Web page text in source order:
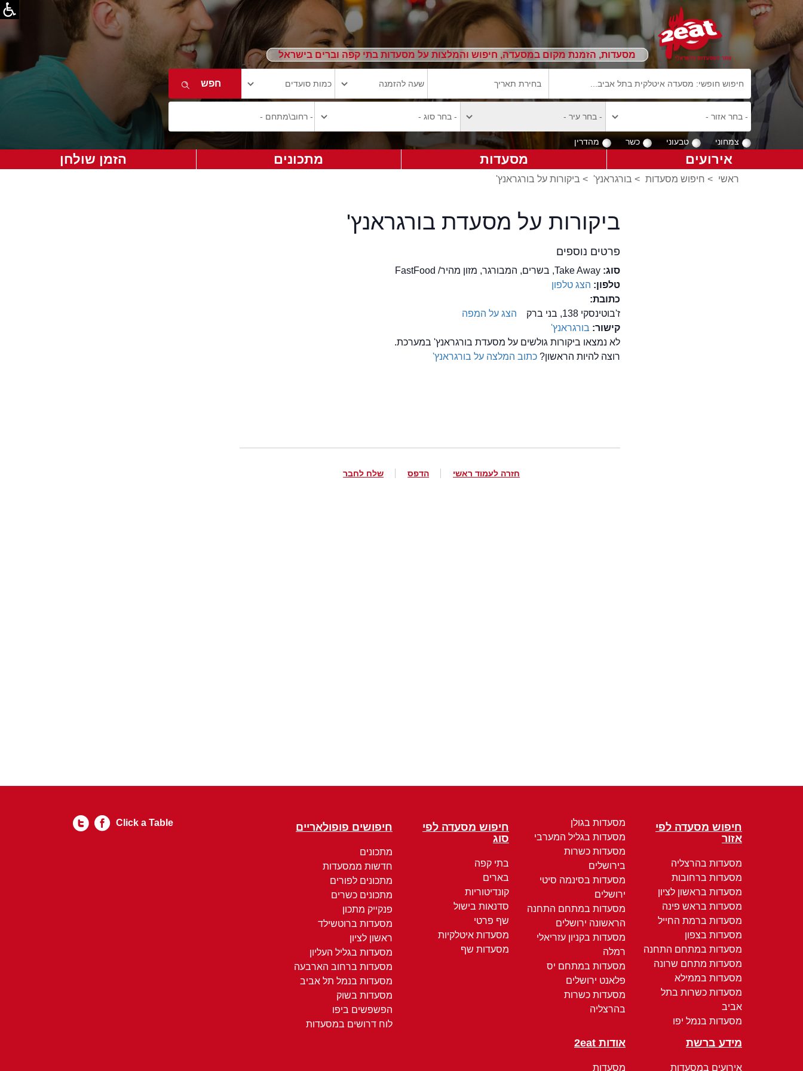
מסעדות, הזמנת מקום במסעדה, חיפוש והמלצות על מסעדות בתי קפה וברים בישראל
צמחוני טבעוני כשר מהדרין
אירועים מסעדות מתכונים הזמן שולחן
ראשי > חיפוש מסעדות > בורגראנץ' > ביקורות על בורגראנץ'
ביקורות על מסעדת בורגראנץ'
פרטים נוספים
סוג:Take Away, בשרים, המבורגר, מזון מהיר/ FastFood
טלפון: הצג טלפון
כתובת:
ז'בוטינסקי 138, בני ברק
הצג על המפה
קישור: בורגראנץ'
לא נמצאו ביקורות גולשים על מסעדת בורגראנץ' במערכת.
רוצה להיות הראשון?כתוב המלצה על בורגראנץ'
חזרה לעמוד ראשי הדפס שלח לחבר
חיפוש מסעדה לפי
אזור
מסעדות בהרצליה
מסעדות ברחובות
מסעדות בראשון לציון
מסעדות בראש פינה
מסעדות ברמת החייל
מסעדות בצפון
מסעדות במתחם התחנה
מסעדות מתחם שרונה
מסעדות בממילא
מסעדות כשרות בתל
אביב
מסעדות בנמל יפו
מסעדות בגולן
מסעדות בגליל המערבי
מסעדות כשרות
בירושלים
מסעדות בסינמה סיטי
ירושלים
מסעדות במתחם התחנה
הראשונה ירושלים
מסעדות בקניון עזריאלי
רמלה
מסעדות במתחם יס
פלאנט ירושלים
מסעדות כשרות
בהרצליה
חיפוש מסעדה לפי
סוג
בתי קפה
בארים
קונדיטוריות
סדנאות בישול
שף פרטי
מסעדות איטלקיות
מסעדות שף
חיפושים פופולאריים
מתכונים
חדשות ממסעדות
מתכונים לפורים
מתכונים כשרים
פנקייק מתכון
מסעדות ברוטשילד
ראשון לציון
מסעדות בגליל העליון
מסעדות ברחוב הארבעה
מסעדות בנמל תל אביב
מסעדות בשוק
הפשפשים ביפו
לוח דרושים במסעדות
מידע ברשת
אירועים במסעדות
אודות 2eat
מסעדות
Click a Table